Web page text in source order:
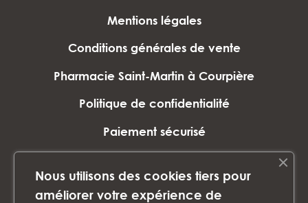
Mentions légales
Conditions générales de vente
Pharmacie Saint-Martin à Courpière
Politique de confidentialité
Paiement sécurisé
Marques
Nous utilisons des cookies tiers pour
améliorer votre expérience de